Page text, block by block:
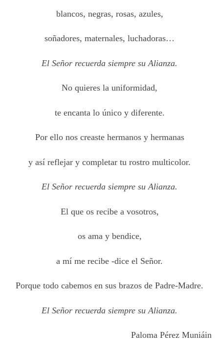
blancos, negras, rosas, azules,
soñadores, maternales, luchadoras…
El Señor recuerda siempre su Alianza.
No quieres la uniformidad,
te encanta lo único y diferente.
Por ello nos creaste hermanos y hermanas
y así reflejar y completar tu rostro multicolor.
El Señor recuerda siempre su Alianza.
El que os recibe a vosotros,
os ama y bendice,
a mí me recibe -dice el Señor.
Porque todo cabemos en sus brazos de Padre-Madre.
El Señor recuerda siempre su Alianza.
Paloma Pérez Muniáin